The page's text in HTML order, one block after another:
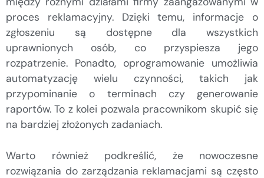
proces reklamacyjny. Dzięki temu, informacje o
zgłoszeniu są dostępne dla wszystkich
uprawnionych osób, co przyspiesza jego
rozpatrzenie. Ponadto, oprogramowanie umożliwia
automatyzację wielu czynności, takich jak
przypominanie o terminach czy generowanie
raportów. To z kolei pozwala pracownikom skupić się
na bardziej złożonych zadaniach.
Warto również podkreślić, że nowoczesne
rozwiązania do zarządzania reklamacjami są często